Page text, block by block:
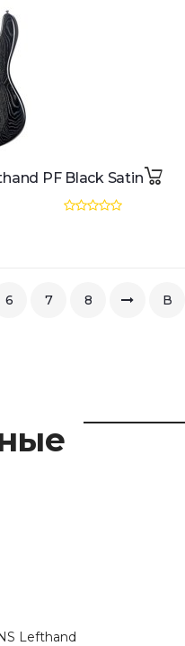
PF Black Satin
6 7 8 В
Lefthand